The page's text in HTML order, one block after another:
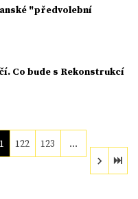
"předvolební
Co bude s Rekonstrukcí
122 123 …